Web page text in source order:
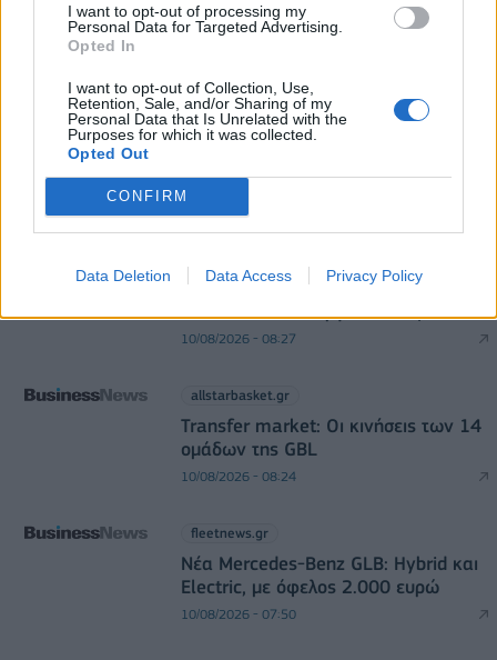
I want to opt-out of processing my
Personal Data for Targeted Advertising.
Opted In
I want to opt-out of Collection, Use,
Retention, Sale, and/or Sharing of my
Personal Data that Is Unrelated with the
Purposes for which it was collected.
Opted Out
CONFIRM
Data Deletion Data Access Privacy Policy
09/08/2026 - 13:24 ΕΛΛΑΔΑ
DIRECTION BUSINESS NETWORK
Περιστέρι Betsson: Ανακοίνωσε την
10/08/2026 - 08:27
allstarbasket.gr
Transfer market: Οι κινήσεις των 14
ομάδων της GBL
10/08/2026 - 08:24
fleetnews.gr
Νέα Mercedes-Benz GLB: Hybrid και
Electric, με όφελος 2.000 ευρώ
10/08/2026 - 07:50